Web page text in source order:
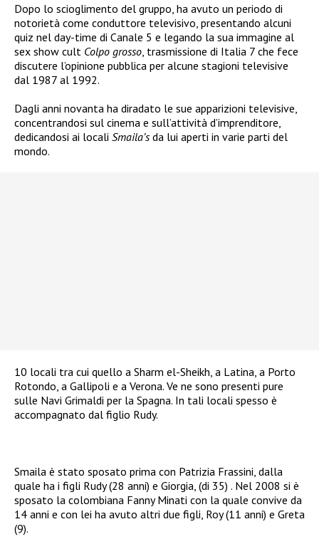
Dopo lo scioglimento del gruppo, ha avuto un periodo di
notorietà come conduttore televisivo, presentando alcuni
quiz nel day-time di Canale 5 e legando la sua immagine al
sex show cult Colpo grosso , trasmissione di Italia 7 che fece
discutere l’opinione pubblica per alcune stagioni televisive
dal 1987 al 1992.
Dagli anni novanta ha diradato le sue apparizioni televisive,
concentrandosi sul cinema e sull’attività d’imprenditore,
dedicandosi ai locali Smaila’sda lui aperti in varie parti del
mondo.
10 locali tra cui quello a Sharm el-Sheikh, a Latina, a Porto
Rotondo, a Gallipoli e a Verona. Ve ne sono presenti pure
sulle Navi Grimaldi per la Spagna. In tali locali spesso è
accompagnato dal figlio Rudy.
Smaila è stato sposato prima con Patrizia Frassini, dalla
quale ha i figli Rudy (28 anni) e Giorgia, (di 35) . Nel 2008 si è
sposato la colombiana Fanny Minati con la quale convive da
14 anni e con lei ha avuto altri due figli, Roy (11 anni) e Greta
(9).